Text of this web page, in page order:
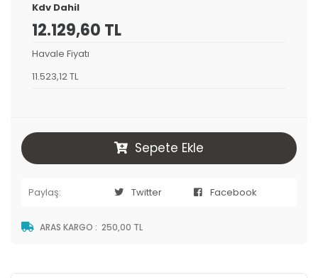
Kdv Dahil
12.129,60 TL
Havale Fiyatı
11.523,12 TL
Sepete Ekle
Paylaş: Twitter Facebook
ARAS KARGO : 250,00 TL